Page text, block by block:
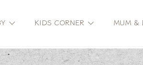
KIDS CORNER MUM &